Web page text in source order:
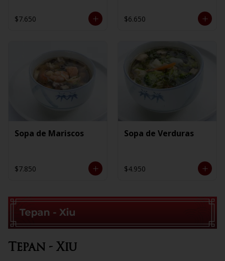
$7.650 $6.650
Sopa de Mariscos
$7.850
Sopa de Verduras
$4.950
Tepan - Xiu